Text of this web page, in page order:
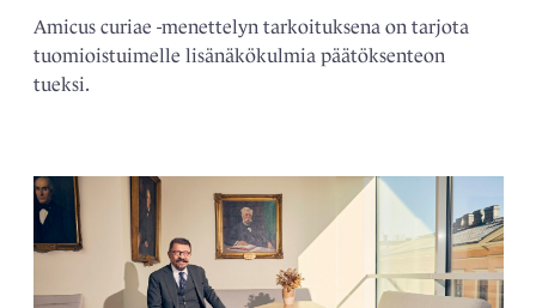
Amicus curiae -menettelyn tarkoituksena on tarjota
tuomioistuimelle lisänäkökulmia päätöksenteon
tueksi.